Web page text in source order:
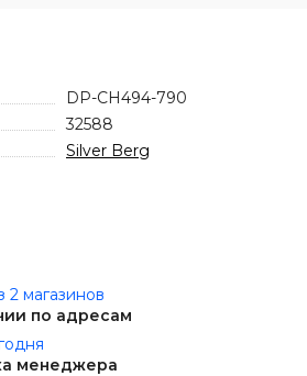
DP-CH494-790
32588
Silver Berg
2 магазинов
по адресам
менеджера